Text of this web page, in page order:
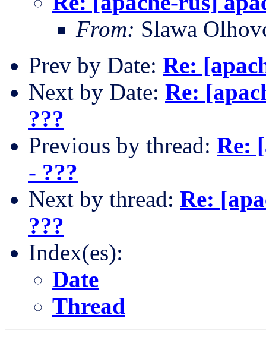
From: Slawa
Prev by Date: Re:
Next by Date: Re:
???
Previous by thread: Re:
- ???
Next by thread: Re:
???
Index(es):
Date
Thread